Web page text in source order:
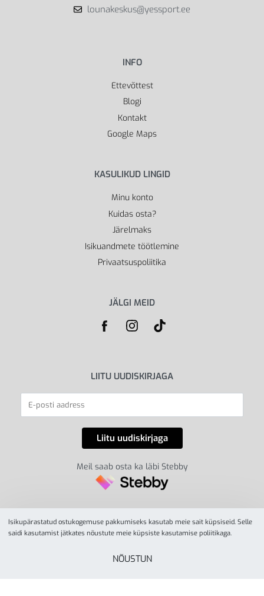
lounakeskus@yessport.ee
INFO
Ettevõttest
Blogi
Kontakt
Google Maps
KASULIKUD LINGID
Minu konto
Kuidas osta?
Järelmaks
Isikuandmete töötlemine
Privaatsuspoliitika
JÄLGI MEID
LIITU UUDISKIRJAGA
Meil saab osta ka läbi Stebby
Isikupärastatud ostukogemuse pakkumiseks kasutab meie sait küpsiseid. Selle
saidi kasutamist jätkates nõustute meie küpsiste kasutamise poliitikaga.
NÕUSTUN